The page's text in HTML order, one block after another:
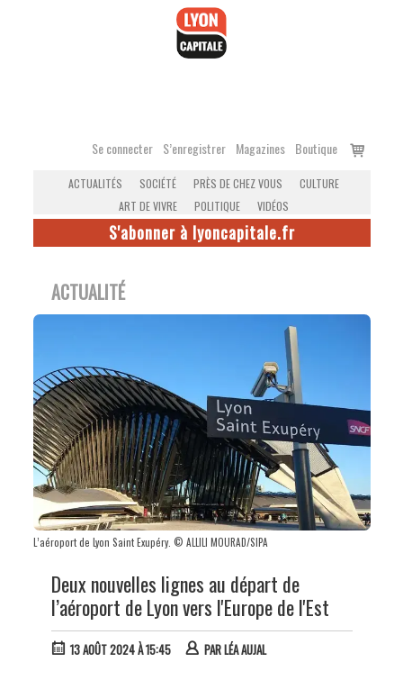
Se connecter S’enregistrer Magazines Boutique
Voir
ACTUALITÉS SOCIÉTÉ PRÈS DE CHEZ VOUS
CULTURE
ART DE VIVRE
POLITIQUE VIDÉOS
S'abonner à lyoncapitale.fr
ACTUALITÉ
L’aéroport de Lyon Saint Exupéry. © ALLILI MOURAD/SIPA
Deux nouvelles lignes au départ de
l’aéroport de Lyon vers l'Europe de l'Est
13 AOÛT 2024 À 15:45 PARLÉA AUJAL